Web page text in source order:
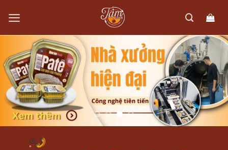
content